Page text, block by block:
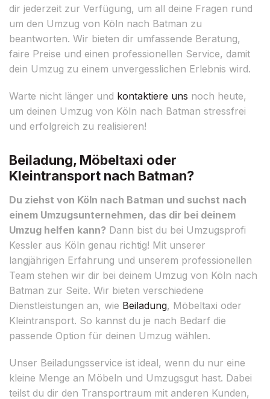
dir jederzeit zur Verfügung, um all deine Fragen rund
um den Umzug von Köln nach Batman zu
beantworten. Wir bieten dir umfassende Beratung,
faire Preise und einen professionellen Service, damit
dein Umzug zu einem unvergesslichen Erlebnis wird.
Warte nicht länger und kontaktiere uns noch heute,
um deinen Umzug von Köln nach Batman stressfrei
und erfolgreich zu realisieren!
Beiladung, Möbeltaxi oder
Kleintransport nach Batman?
Du ziehst von Köln nach Batman und suchst nach
einem Umzugsunternehmen, das dir bei deinem
Umzug helfen kann? Dann bist du bei Umzugsprofi
Kessler aus Köln genau richtig! Mit unserer
langjährigen Erfahrung und unserem professionellen
Team stehen wir dir bei deinem Umzug von Köln nach
Batman zur Seite. Wir bieten verschiedene
Dienstleistungen an, wie Beiladung, Möbeltaxi oder
Kleintransport. So kannst du je nach Bedarf die
passende Option für deinen Umzug wählen.
Unser Beiladungsservice ist ideal, wenn du nur eine
kleine Menge an Möbeln und Umzugsgut hast. Dabei
teilst du dir den Transportraum mit anderen Kunden,